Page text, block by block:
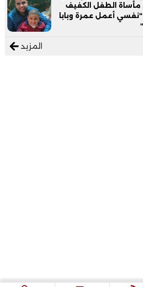
مأساة الطفل الكفيف
"نفسي أعمل عمرة وبابا
المزيد